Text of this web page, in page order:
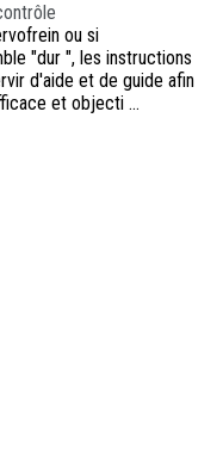
ou si
"dur ", les instructions
d'aide et de guide afin
et objecti ...